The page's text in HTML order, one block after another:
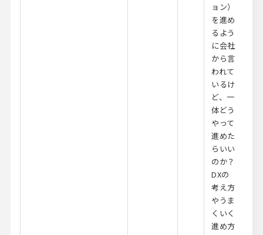
ョン）
を進め
るよう
に会社
から言
われて
いるけ
ど、一
体どう
やって
進めた
らいい
のか？
DXの
考え方
やうま
くいく
進め方